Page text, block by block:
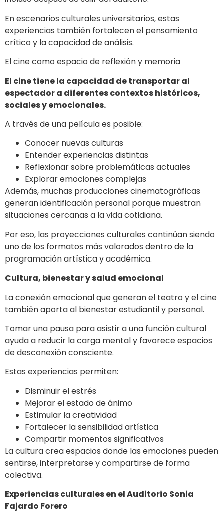
En escenarios culturales universitarios, estas
experiencias también fortalecen el pensamiento
crítico y la capacidad de análisis.
El cine como espacio de reflexión y memoria
El cine tiene la capacidad de transportar al
espectador a diferentes contextos históricos,
sociales y emocionales.
A través de una película es posible:
Conocer nuevas culturas
Entender experiencias distintas
Reflexionar sobre problemáticas actuales
Explorar emociones complejas
Además, muchas producciones cinematográficas
generan identificación personal porque muestran
situaciones cercanas a la vida cotidiana.
Por eso, las proyecciones culturales continúan siendo
uno de los formatos más valorados dentro de la
programación artística y académica.
Cultura, bienestar y salud emocional
La conexión emocional que generan el teatro y el cine
también aporta al bienestar estudiantil y personal.
Tomar una pausa para asistir a una función cultural
ayuda a reducir la carga mental y favorece espacios
de desconexión consciente.
Estas experiencias permiten:
Disminuir el estrés
Mejorar el estado de ánimo
Estimular la creatividad
Fortalecer la sensibilidad artística
Compartir momentos significativos
La cultura crea espacios donde las emociones pueden
sentirse, interpretarse y compartirse de forma
colectiva.
Experiencias culturales en el Auditorio Sonia
Fajardo Forero